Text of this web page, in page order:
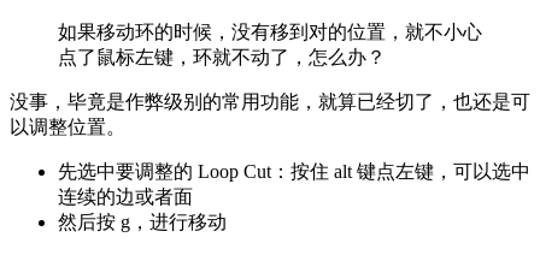
如果移动环的时候，没有移到对的位置，就不小心
点了鼠标左键，环就不动了，怎么办？
没事，毕竟是作弊级别的常用功能，就算已经切了，也还是可
以调整位置。
先选中要调整的 Loop Cut：按住 alt 键点左键，可以选中
连续的边或者面
然后按 g，进行移动